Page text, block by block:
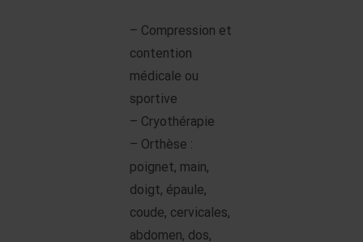
– Compression et
contention
médicale ou
sportive
– Cryothérapie
– Orthèse :
poignet, main,
doigt, épaule,
coude, cervicales,
abdomen, dos,